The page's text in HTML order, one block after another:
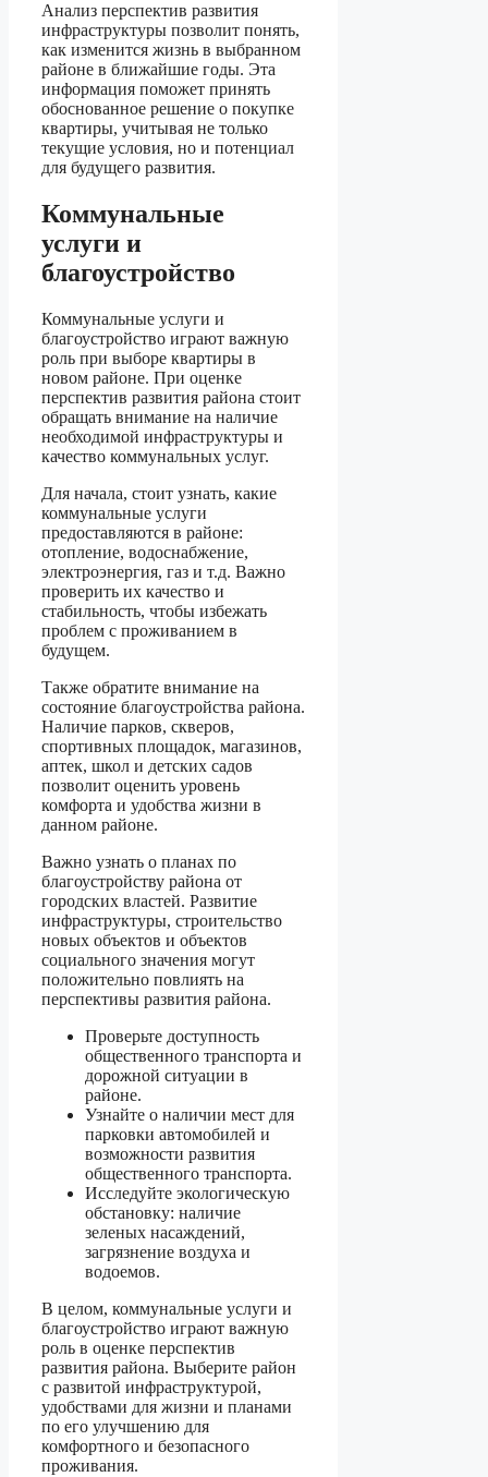
Анализ перспектив развития
инфраструктуры позволит понять,
как изменится жизнь в выбранном
районе в ближайшие годы. Эта
информация поможет принять
обоснованное решение о покупке
квартиры, учитывая не только
текущие условия, но и потенциал
для будущего развития.
Коммунальные
услуги и
благоустройство
Коммунальные услуги и
благоустройство играют важную
роль при выборе квартиры в
новом районе. При оценке
перспектив развития района стоит
обращать внимание на наличие
необходимой инфраструктуры и
качество коммунальных услуг.
Для начала, стоит узнать, какие
коммунальные услуги
предоставляются в районе:
отопление, водоснабжение,
электроэнергия, газ и т.д. Важно
проверить их качество и
стабильность, чтобы избежать
проблем с проживанием в
будущем.
Также обратите внимание на
состояние благоустройства района.
Наличие парков, скверов,
спортивных площадок, магазинов,
аптек, школ и детских садов
позволит оценить уровень
комфорта и удобства жизни в
данном районе.
Важно узнать о планах по
благоустройству района от
городских властей. Развитие
инфраструктуры, строительство
новых объектов и объектов
социального значения могут
положительно повлиять на
перспективы развития района.
Проверьте доступность
общественного транспорта и
дорожной ситуации в
районе.
Узнайте о наличии мест для
парковки автомобилей и
возможности развития
общественного транспорта.
Исследуйте экологическую
обстановку: наличие
зеленых насаждений,
загрязнение воздуха и
водоемов.
В целом, коммунальные услуги и
благоустройство играют важную
роль в оценке перспектив
развития района. Выберите район
с развитой инфраструктурой,
удобствами для жизни и планами
по его улучшению для
комфортного и безопасного
проживания.